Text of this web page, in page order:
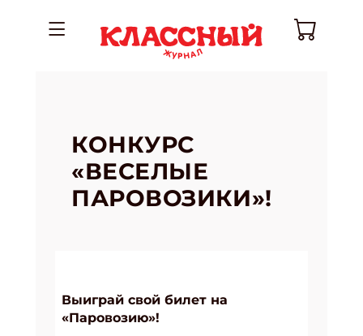
КОНКУРС
«ВЕСЕЛЫЕ
ПАРОВОЗИКИ»!
Выиграй свой билет на
«Паровозию»!